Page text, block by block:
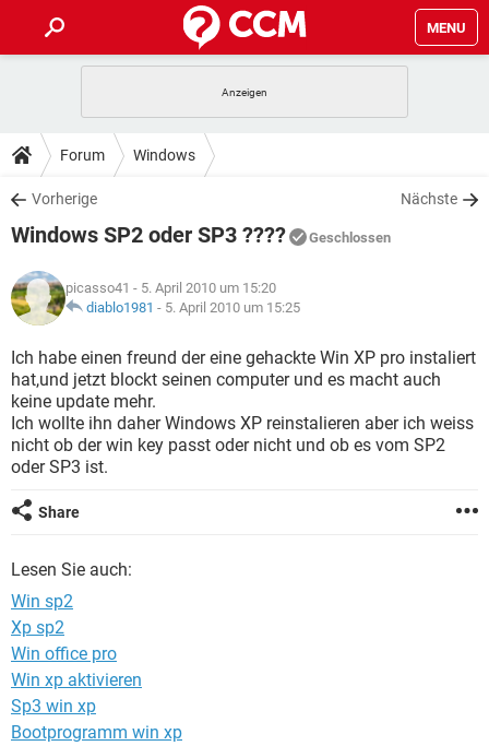
MENU
ANDROID
WINDOWS 10
WHATSAPP TIKTOK
FACEBOOK
TIPPS & TRICKS
SPIELE
WHATSAPP TIKTOK
FACEBOOK
DOWNLOADS
SPIELE STREAMING
ANDROID
WINDOWS 10 INSTAGRAM
WHATSAPP TIKTOK
FACEBOOK HARDWARE
SPIELE STREAMING
ANDROID
WINDOWS 10 INSTAGRAM
WHATSAPP
FACEBOOK HARDWARE
LEXIKON
SPIELE STREAMING
ANDROID IOS
WINDOWS 10 INSTAGRAM
WHATSAPP
FACEBOOK
Forum Windows
Vorherige Nächste
Windows SP2 oder SP3 ???? Geschlossen
picasso41 - 5. April 2010 um 15:20
diablo1981 - 5. April 2010 um 15:25
Ich habe einen freund der eine gehackte Win XP pro instaliert
hat,und jetzt blockt seinen computer und es macht auch
keine update mehr.
Ich wollte ihn daher Windows XP reinstalieren aber ich weiss
nicht ob der win key passt oder nicht und ob es vom SP2
oder SP3 ist.
Share
Lesen Sie auch:
Win sp2
Xp sp2
Win office pro
Win xp aktivieren
Sp3 win xp
Bootprogramm win xp